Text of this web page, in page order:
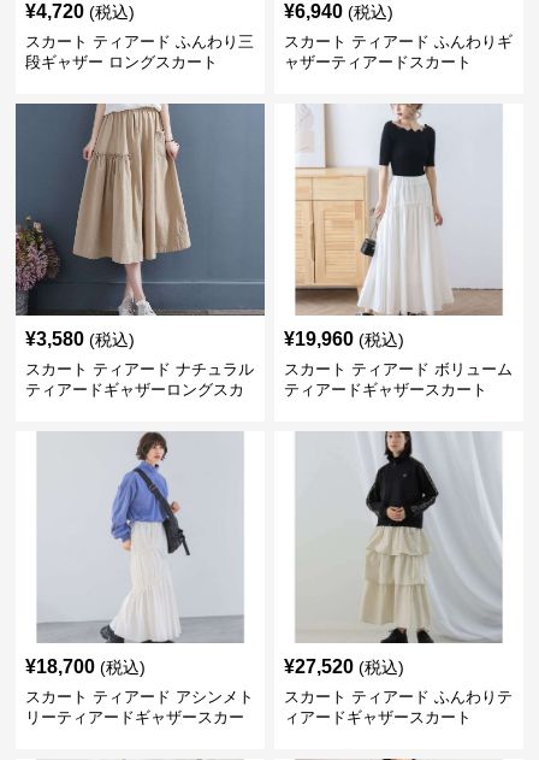
¥4,720 (税込)
スカート ティアード ふんわり三
段ギャザー ロングスカート
¥6,940 (税込)
スカート ティアード ふんわりギ
ャザーティアードスカート
¥3,580 (税込)
スカート ティアード ナチュラル
ティアードギャザーロングスカ
¥19,960 (税込)
スカート ティアード ボリューム
ティアードギャザースカート
¥18,700 (税込)
スカート ティアード アシンメト
リーティアードギャザースカー
¥27,520 (税込)
スカート ティアード ふんわりテ
ィアードギャザースカート